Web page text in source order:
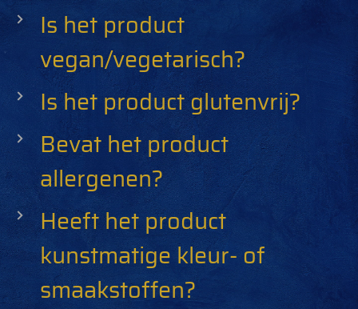
Is het product
vegan/vegetarisch?
Is het product glutenvrij?
Bevat het product
allergenen?
Heeft het product
kunstmatige kleur- of
smaakstoffen?